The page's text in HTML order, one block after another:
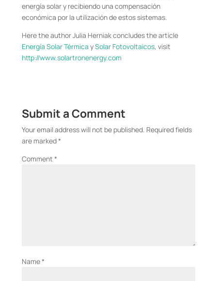
energía solar y recibiendo una compensación
económica por la utilización de estos sistemas.
Here the author Julia Herniak concludes the article
Energía Solar Térmica ySolar Fotovoltaicos, visit
http://www.solartronenergy.com
Submit a Comment
Your email address will not be published. Required fields
are marked*
Comment *
Name*